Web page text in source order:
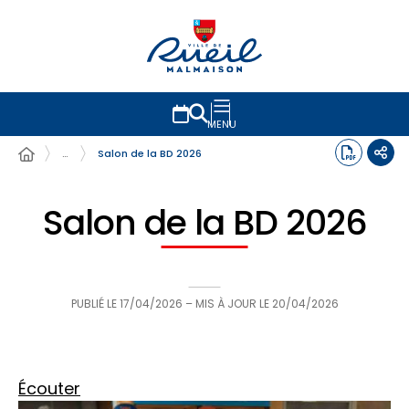
MENU
…
Salon de la BD 2026
Salon de la BD 2026
PUBLIÉ LE 17/04/2026 – MIS À JOUR LE 20/04/2026
Écouter